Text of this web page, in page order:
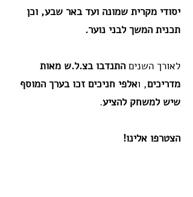
יסודי מקרית שמונה ועד באר שבע, וכן
תכנית המשך לבני נוער.
לאורך השנים התנדבו בצ.ל.ש מאות
מדריכים, ואלפי חניכים זכו בערך המוסף
שיש למשחק להציע.
הצטרפו אלינו!